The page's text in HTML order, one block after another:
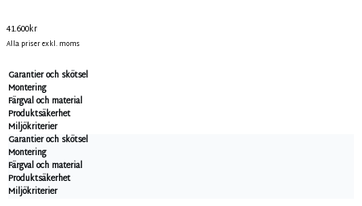
41.600kr
Alla priser exkl. moms
Garantier och skötsel
Montering
Färgval och material
Produktsäkerhet
Miljökriterier
Garantier och skötsel
Montering
Färgval och material
Produktsäkerhet
Miljökriterier